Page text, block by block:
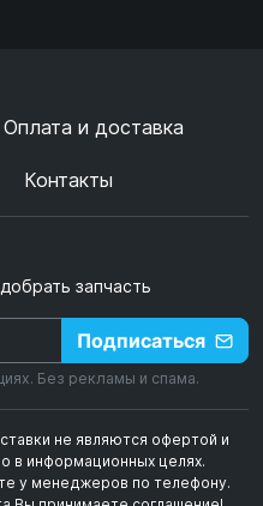
Оплата и доставка
Контакты
запчасть
Подписаться
Без рекламы и спама.
не являются офертой и
в информационных целях.
у менеджеров по телефону.